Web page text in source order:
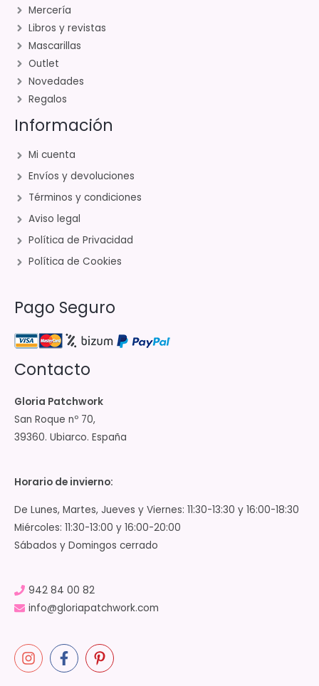
Mercería
Libros y revistas
Mascarillas
Outlet
Novedades
Regalos
Información
Mi cuenta
Envíos y devoluciones
Términos y condiciones
Aviso legal
Política de Privacidad
Política de Cookies
Pago Seguro
Contacto
Gloria Patchwork
San Roque nº 70,
39360. Ubiarco. España
Horario de invierno:
De Lunes, Martes, Jueves y Viernes: 11:30-13:30 y 16:00-18:30
Miércoles: 11:30-13:00 y 16:00-20:00
Sábados y Domingos cerrado
942 84 00 82
info@gloriapatchwork.com